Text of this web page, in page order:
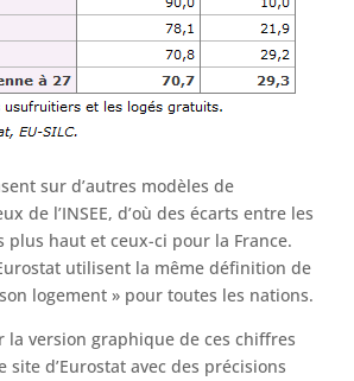
sur d’autres modèles de
de l’INSEE, d’où des écarts entre les
plus haut et ceux-ci pour la France.
utilisent la même définition de
logement » pour toutes les nations.
la version graphique de ces chiffres
d’Eurostat avec des précisions